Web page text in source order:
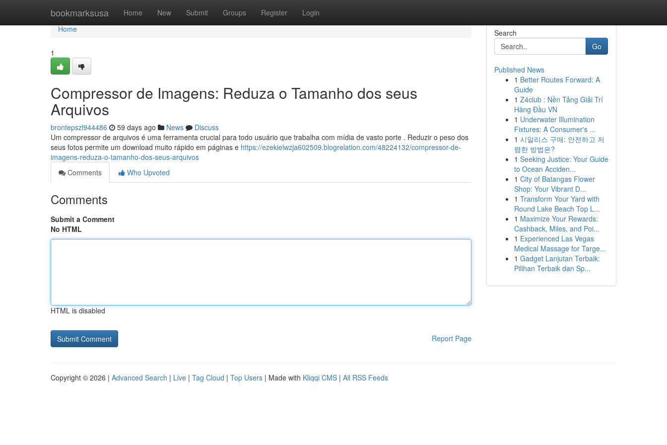
bookmarksusa Home New Submit Groups Register Login
Home
Home
1
Compressor de Imagens: Reduza o Tamanho dos seus
Arquivos
brontepszl944486 59 days ago News
Discuss
Um compressor de arquivos é uma ferramenta crucial para todo usuário que trabalha com mídia de vasto porte . Reduzir o peso dos
seus fotos permite um download muito rápido em páginas e https://ezekielwzja602509.blogrelation.com/48224132/compressor-de-
imagens-reduza-o-tamanho-dos-seus-arquivos
Comments
Who Upvoted
Comments
Submit a Comment
No HTML
HTML is disabled
Report Page
Search
Go
Published News
1 Better Routes Forward: A
Guide
1 Z4club : Nền Tảng Giải Trí
Hàng Đầu VN
1 Underwater Illumination
Fixtures: A Consumer's ...
1 시알리스 구매: 안전하고 저
렴한 방법은?
1 Seeking Justice: Your Guide
to Ocean Acciden...
1 City of Batangas Flower
Shop: Your Vibrant D...
1 Transform Your Yard with
Round Lake Beach Top L...
1 Maximize Your Rewards:
Cashback, Miles, and Poi...
1 Experienced Las Vegas
Medical Massage for Targe...
1 Gadget Lanjutan Terbaik:
Pilihan Terbaik dan Sp...
Copyright © 2026 | Advanced Search | Live | Tag Cloud | Top Users | Made with Kliqqi CMS | All RSS Feeds